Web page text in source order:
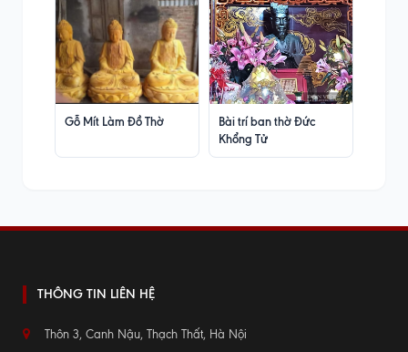
Gỗ Mít Làm Đồ Thờ
Bài trí ban thờ Đức
Khổng Tử
THÔNG TIN LIÊN HỆ
Thôn 3, Canh Nậu, Thạch Thất, Hà Nội